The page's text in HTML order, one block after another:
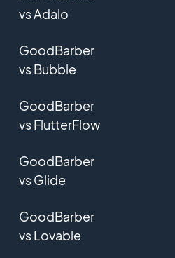
vs Adalo
GoodBarber
vs Bubble
GoodBarber
vs FlutterFlow
GoodBarber
vs Glide
GoodBarber
vs Lovable